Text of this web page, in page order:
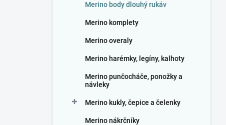
Merino body dlouhý rukáv
Merino komplety
Merino overaly
Merino harémky, legíny, kalhoty
Merino punčocháče, ponožky a
návleky
Merino kukly, čepice a čelenky
Merino nákrčníky